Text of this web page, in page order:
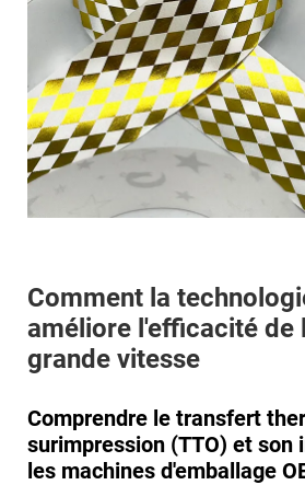
Comment la
améliore l'efficacité de
grande vitesse
Comprendre le transfert
surimpression (TTO) et son
les machines d'emballage